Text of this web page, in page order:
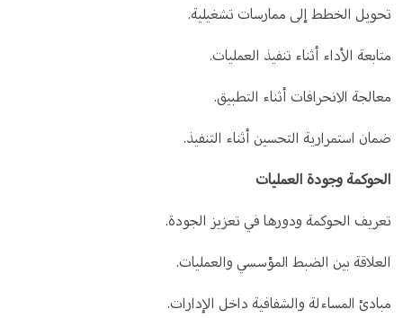
تحويل الخطط إلى ممارسات تشغيلية.
متابعة الأداء أثناء تنفيذ العمليات.
معالجة الانحرافات أثناء التطبيق.
ضمان استمرارية التحسين أثناء التنفيذ.
الحوكمة وجودة العمليات
تعريف الحوكمة ودورها في تعزيز الجودة.
العلاقة بين الضبط المؤسسي والعمليات.
مبادئ المساءلة والشفافية داخل الإدارات.